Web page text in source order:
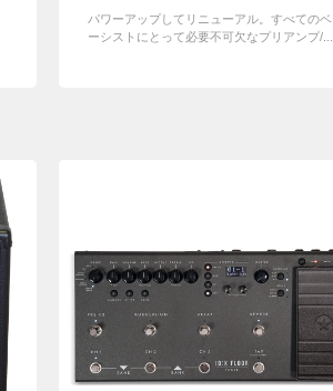
パワーアップしてリニューアル。すべてのベ
ーシストにとって必要不可欠なプリアンプ/...